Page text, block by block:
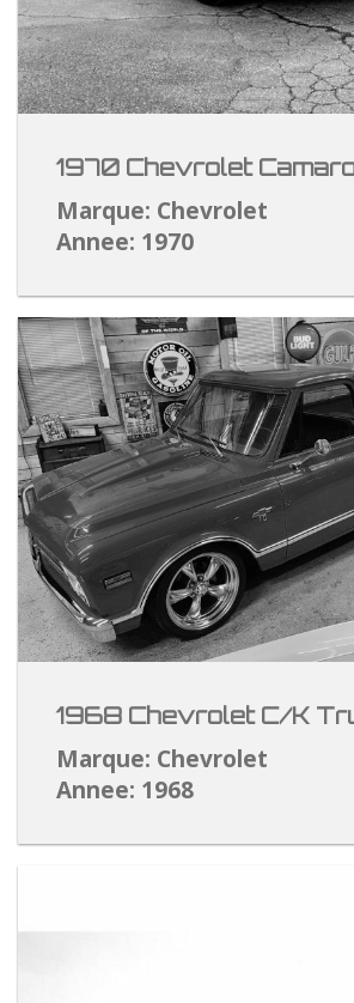
1970 Chevrolet
Marque: Chevrolet
Annee: 1970
1968 Chevrolet C/K
Marque: Chevrolet
Annee: 1968